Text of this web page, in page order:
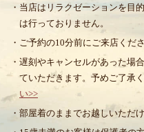
・当店はリラクゼーションを目
は行っておりません。
・ご予約の10分前にご来店くださ
・遅刻やキャンセルがあった場
ていただきます。予めご了承く
い>>
・部屋着のままでお越しいただけ